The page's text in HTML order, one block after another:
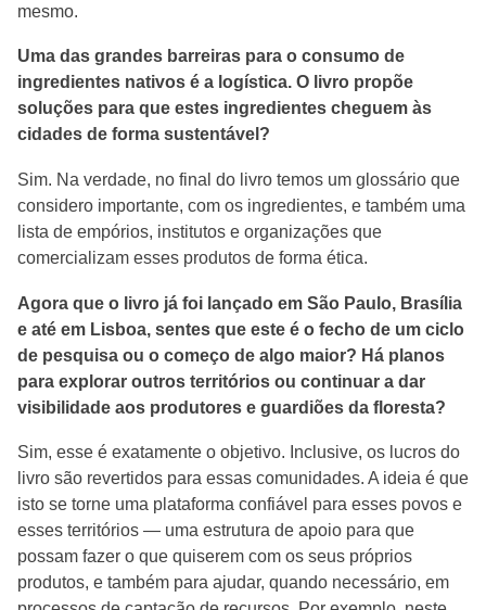
mesmo.
Uma das grandes barreiras para o consumo de
ingredientes nativos é a logística. O livro propõe
soluções para que estes ingredientes cheguem às
cidades de forma sustentável?
Sim. Na verdade, no final do livro temos um glossário que
considero importante, com os ingredientes, e também uma
lista de empórios, institutos e organizações que
comercializam esses produtos de forma ética.
Agora que o livro já foi lançado em São Paulo, Brasília
e até em Lisboa, sentes que este é o fecho de um ciclo
de pesquisa ou o começo de algo maior? Há planos
para explorar outros territórios ou continuar a dar
visibilidade aos produtores e guardiões da floresta?
Sim, esse é exatamente o objetivo. Inclusive, os lucros do
livro são revertidos para essas comunidades. A ideia é que
isto se torne uma plataforma confiável para esses povos e
esses territórios — uma estrutura de apoio para que
possam fazer o que quiserem com os seus próprios
produtos, e também para ajudar, quando necessário, em